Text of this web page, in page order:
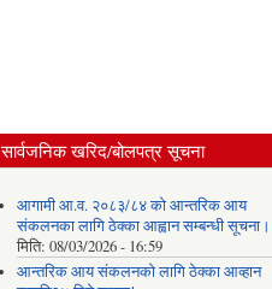
सार्वजनिक खरिद/बोलपत्र सूचना
आगामी आ.व. २०८३/८४ को आन्तरिक आय
संकलनका लागि ठेक्का आह्वान सम्बन्धी सूचना।
मिति: 08/03/2026 - 16:59
आन्तरिक आय संकलनको लागि ठेक्‍का आव्हान